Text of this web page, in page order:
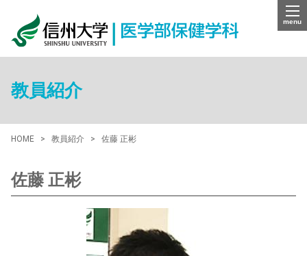
menu
教員紹介
HOME 教員紹介 佐藤 正彬
佐藤 正彬